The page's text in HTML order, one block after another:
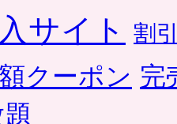
サイト 割
クーポン 完